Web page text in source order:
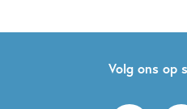
Volg ons op